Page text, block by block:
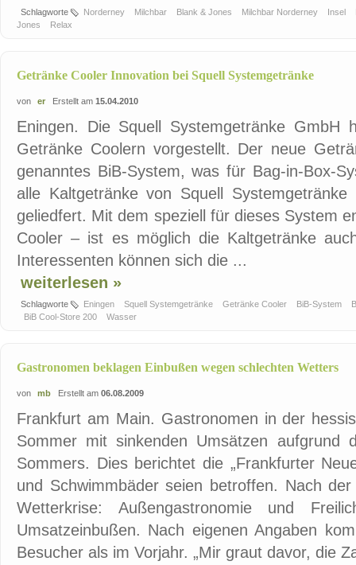
Schlagworte Norderney Milchbar Blank & Jones Milchbar Norderney Insel
Jones
Relax
Getränke Cooler Innovation bei Squell Systemgetränke
von er Erstellt am 15.04.2010
Eningen. Die Squell Systemgetränke
Getränke Coolern vorgestellt. Der neue
genanntes BiB-System, was für Bag-in-Box-
alle Kaltgetränke von Squell
geliedfert. Mit dem speziell für dieses System
Cooler – ist es möglich die Kaltgetränke
Interessenten können sich die ...
weiterlesen »
Schlagworte Eningen Squell Systemgetränke Getränke Cooler BiB-System
BiB Cool-Store 200
Wasser
Gastronomen beklagen Einbußen wegen schlechten Wetters
von mb Erstellt am 06.08.2009
Frankfurt am Main. Gastronomen in der
Sommer mit sinkenden Umsätzen aufgrund
Sommers. Dies berichtet die „Frankfurter
und Schwimmbäder seien betroffen. Nach
Wetterkrise: Außengastronomie und
Umsatzeinbußen. Nach eigenen Angaben
Besucher als im Vorjahr. „Mir graut davor, die